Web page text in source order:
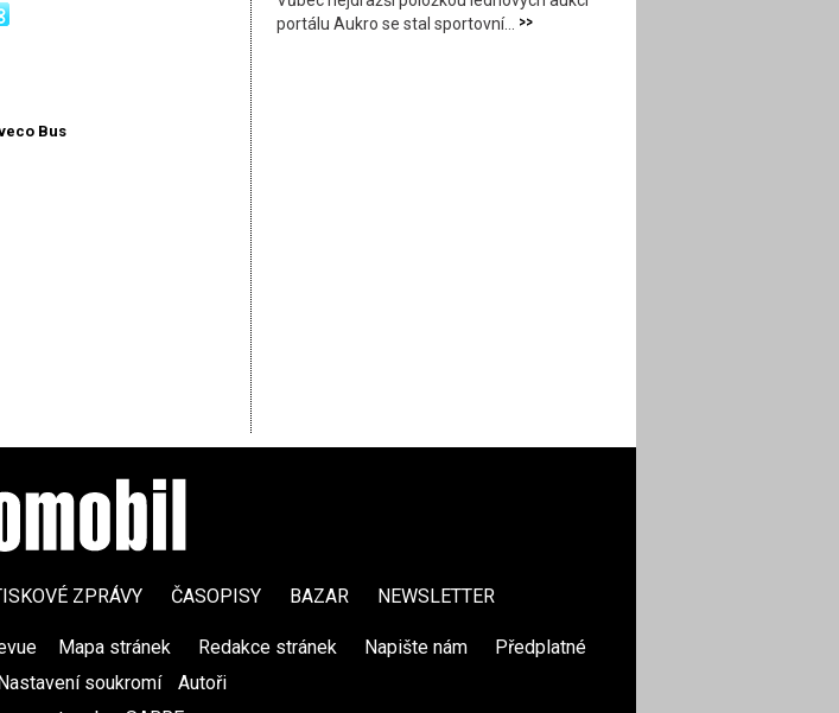
Bus
portálu Aukro se stal sportovní... >>
ZPRÁVY ČASOPISY BAZAR NEWSLETTER
Mapa stránek Redakce stránek Napište nám Předplatné
soukromí
Autoři